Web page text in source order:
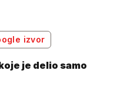
izvor
je delio samo